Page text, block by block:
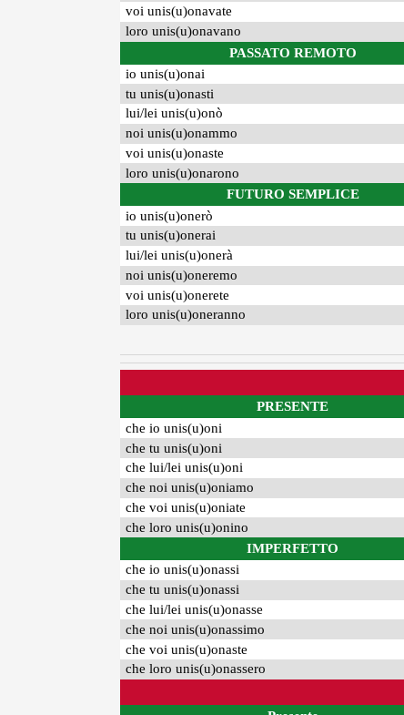
voi unis(u)onavate
loro unis(u)onavano
PASSATO REMOTO
io unis(u)onai
tu unis(u)onasti
lui/lei unis(u)onò
noi unis(u)onammo
voi unis(u)onaste
loro unis(u)onarono
FUTURO SEMPLICE
io unis(u)onerò
tu unis(u)onerai
lui/lei unis(u)onerà
noi unis(u)oneremo
voi unis(u)onerete
loro unis(u)oneranno
PRESENTE
che io unis(u)oni
che tu unis(u)oni
che lui/lei unis(u)oni
che noi unis(u)oniamo
che voi unis(u)oniate
che loro unis(u)onino
IMPERFETTO
che io unis(u)onassi
che tu unis(u)onassi
che lui/lei unis(u)onasse
che noi unis(u)onassimo
che voi unis(u)onaste
che loro unis(u)onassero